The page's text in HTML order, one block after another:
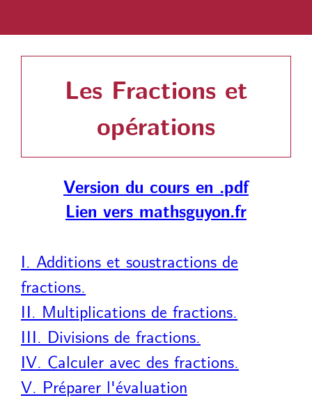
Les Fractions et
opérations
Version du cours en .pdf
Lien vers mathsguyon.fr
I. Additions et soustractions de
fractions.
II. Multiplications de fractions.
III. Divisions de fractions.
IV. Calculer avec des fractions.
V. Préparer l'évaluation